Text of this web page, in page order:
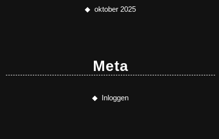
oktober 2025
Meta
Inloggen